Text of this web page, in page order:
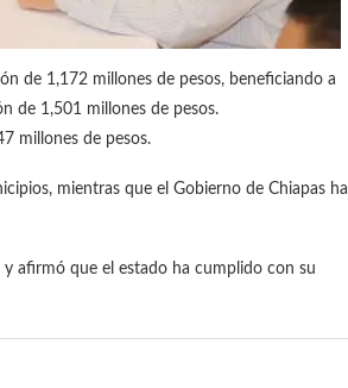
de 1,172 millones de pesos, beneficiando a
de 1,501 millones de pesos.
millones de pesos.
mientras que el Gobierno de Chiapas ha
afirmó que el estado ha cumplido con su